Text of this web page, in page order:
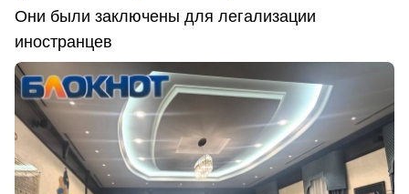
Они были заключены для легализации
иностранцев